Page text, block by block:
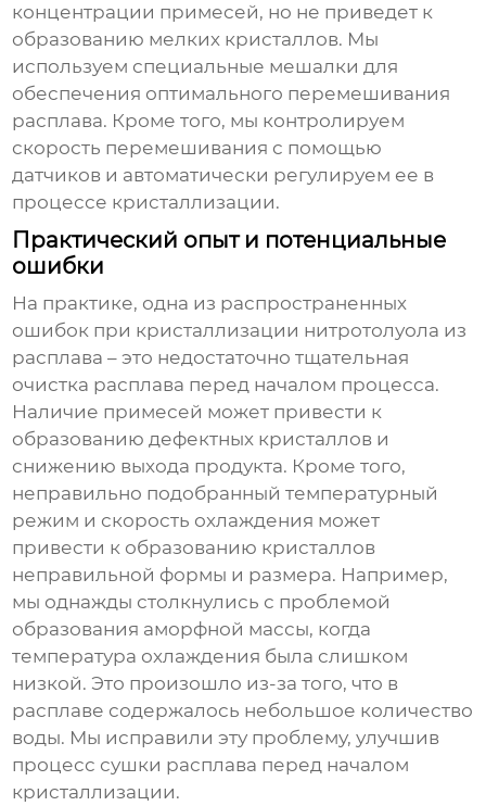
концентрации примесей, но не приведет к
образованию мелких кристаллов. Мы
используем специальные мешалки для
обеспечения оптимального перемешивания
расплава. Кроме того, мы контролируем
скорость перемешивания с помощью
датчиков и автоматически регулируем ее в
процессе кристаллизации.
Практический опыт и потенциальные
ошибки
На практике, одна из распространенных
ошибок при кристаллизации нитротолуола из
расплава – это недостаточно тщательная
очистка расплава перед началом процесса.
Наличие примесей может привести к
образованию дефектных кристаллов и
снижению выхода продукта. Кроме того,
неправильно подобранный температурный
режим и скорость охлаждения может
привести к образованию кристаллов
неправильной формы и размера. Например,
мы однажды столкнулись с проблемой
образования аморфной массы, когда
температура охлаждения была слишком
низкой. Это произошло из-за того, что в
расплаве содержалось небольшое количество
воды. Мы исправили эту проблему, улучшив
процесс сушки расплава перед началом
кристаллизации.